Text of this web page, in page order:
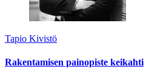
Tapio Kivistö
Rakentamisen painopiste keikahti